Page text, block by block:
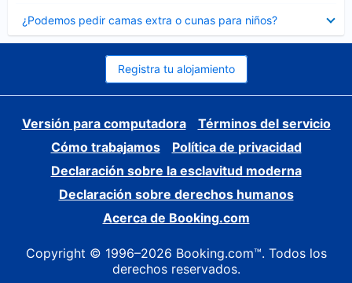
¿Podemos pedir camas extra o cunas para niños?
cerrado
Registra tu alojamiento
Versión para computadora
Términos del servicio
Cómo trabajamos
Política de privacidad
Declaración sobre la esclavitud moderna
Declaración sobre derechos humanos
Acerca de Booking.com
Copyright © 1996–2026 Booking.com™. Todos los
derechos reservados.